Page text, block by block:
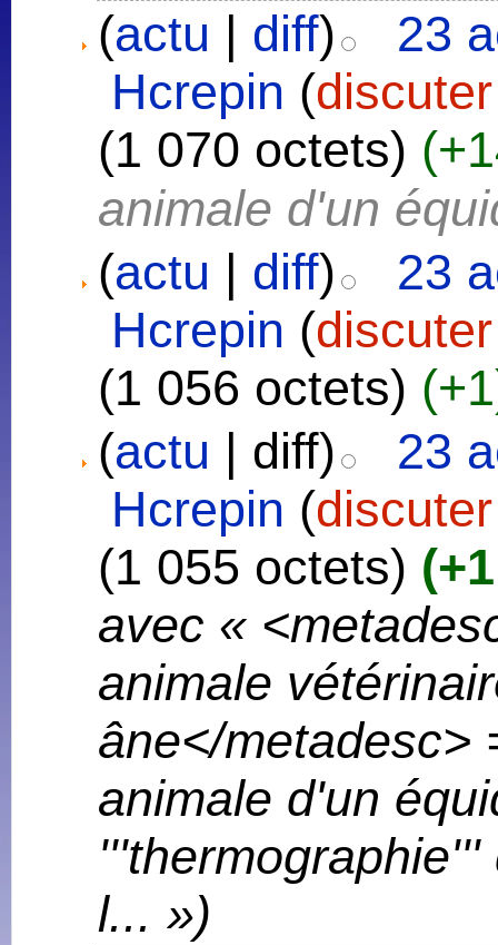
(actu | diff)
23
Hcrepin (discuter
(1 070 octets)
animale d'un
(actu diff)
23
Hcrepin (discuter
(1 056 octets)
(actu | diff)
23
Hcrepin (discuter
(1 055 octets)
avec «
animale
âne</metadesc>
animale d'un
l... »)